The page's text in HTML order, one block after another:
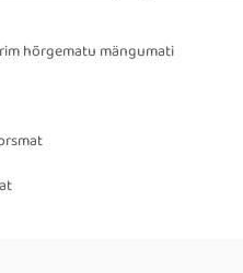
hõrgematu mängumati